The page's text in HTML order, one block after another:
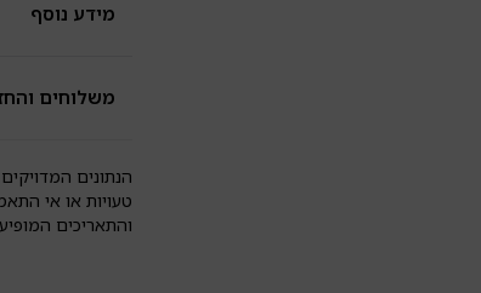
מידע נוסף
משלוחים
הנתונים
טעויות או אי
והתאריכים